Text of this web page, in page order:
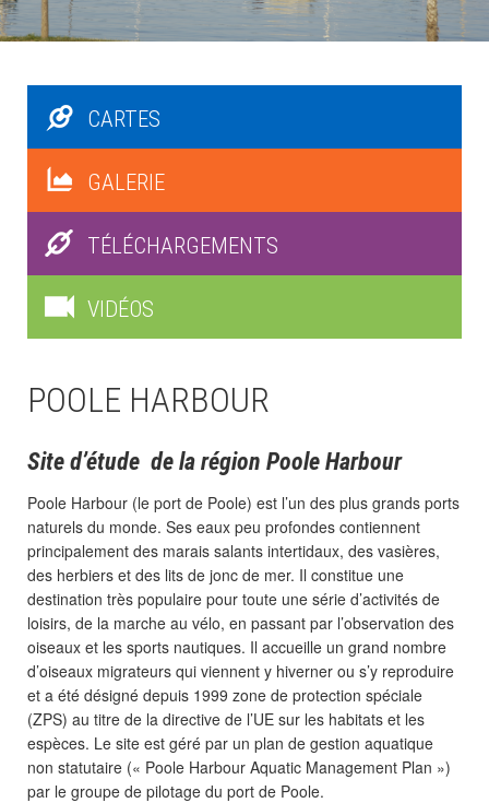
CARTES
GALERIE
TÉLÉCHARGEMENTS
VIDÉOS
POOLE HARBOUR
Site d’étude de la région Poole Harbour
Poole Harbour (le port de Poole) est l’un des plus grands ports
naturels du monde. Ses eaux peu profondes contiennent
principalement des marais salants intertidaux, des vasières,
des herbiers et des lits de jonc de mer. Il constitue une
destination très populaire pour toute une série d’activités de
loisirs, de la marche au vélo, en passant par l’observation des
oiseaux et les sports nautiques. Il accueille un grand nombre
d’oiseaux migrateurs qui viennent y hiverner ou s’y reproduire
et a été désigné depuis 1999 zone de protection spéciale
(ZPS) au titre de la directive de l’UE sur les habitats et les
espèces. Le site est géré par un plan de gestion aquatique
non statutaire (« Poole Harbour Aquatic Management Plan »)
par le groupe de pilotage du port de Poole.